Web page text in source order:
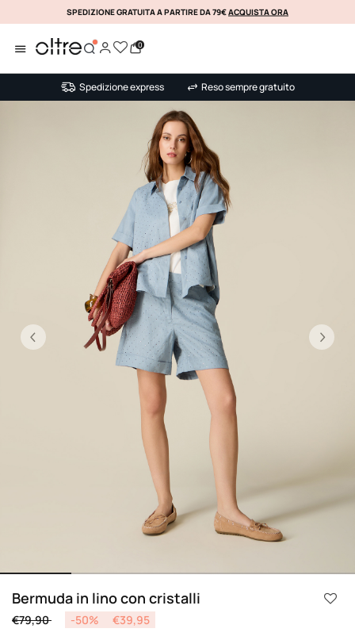
KLARNA
SPEDIZIONE GRATUITA A PARTIRE DA 79€ACQUISTA ORA
0
Spedizione express Reso sempre gratuito
Precedente
Bermuda in lino con cristalli
Price reduced from
€79,90to -50% €39,95